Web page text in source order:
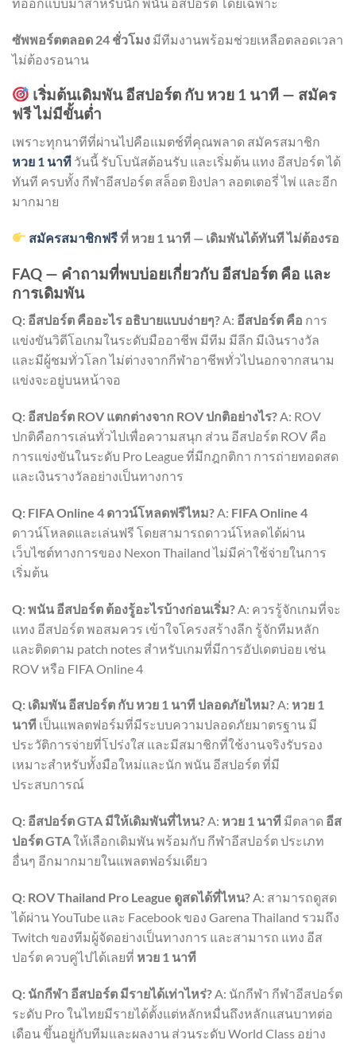
ซัพพอร์ตตลอด 24 ชั่วโมง มีทีมงานพร้อมช่วยเหลือตลอดเวลา
ไม่ต้องรอนาน
เริ่มต้นเดิมพัน อีสปอร์ต กับ หวย 1 นาที — สมัคร
ฟรี ไม่มีขั้นต่ำ
เพราะทุกนาทีที่ผ่านไปคือแมตช์ที่คุณพลาด สมัครสมาชิก
หวย 1 นาที วันนี้ รับโบนัสต้อนรับ และเริ่มต้น แทง อีสปอร์ต ได้
ทันที ครบทั้ง กีฬาอีสปอร์ต สล็อต ยิงปลา ลอตเตอรี่ ไพ่ และอีก
มากมาย
สมัครสมาชิกฟรีที่ หวย 1 นาที — เดิมพันได้ทันที ไม่ต้องรอ
FAQ — คำถามที่พบบ่อยเกี่ยวกับ อีสปอร์ต คือ และ
การเดิมพัน
Q: อีสปอร์ต คืออะไร อธิบายแบบง่ายๆ?A: อีสปอร์ต คือ การ
แข่งขันวิดีโอเกมในระดับมืออาชีพ มีทีม มีลีก มีเงินรางวัล
และมีผู้ชมทั่วโลก ไม่ต่างจากกีฬาอาชีพทั่วไปนอกจากสนาม
แข่งจะอยู่บนหน้าจอ
Q: อีสปอร์ต ROV แตกต่างจาก ROV ปกติอย่างไร?A: ROV
ปกติคือการเล่นทั่วไปเพื่อความสนุก ส่วน อีสปอร์ต ROV คือ
การแข่งขันในระดับ Pro League ที่มีกฎกติกา การถ่ายทอดสด
และเงินรางวัลอย่างเป็นทางการ
Q: FIFA Online 4 ดาวน์โหลดฟรีไหม?A: FIFA Online 4
ดาวน์โหลดและเล่นฟรี โดยสามารถดาวน์โหลดได้ผ่าน
เว็บไซต์ทางการของ Nexon Thailand ไม่มีค่าใช้จ่ายในการ
เริ่มต้น
Q: พนัน อีสปอร์ต ต้องรู้อะไรบ้างก่อนเริ่ม? A: ควรรู้จักเกมที่จะ
แทง อีสปอร์ต พอสมควร เข้าใจโครงสร้างลีก รู้จักทีมหลัก
และติดตาม patch notes สำหรับเกมที่มีการอัปเดตบ่อย เช่น
ROV หรือ FIFA Online 4
Q: เดิมพัน อีสปอร์ต กับ หวย 1 นาที ปลอดภัยไหม?A: หวย 1
นาที เป็นแพลตฟอร์มที่มีระบบความปลอดภัยมาตรฐาน มี
ประวัติการจ่ายที่โปร่งใส และมีสมาชิกที่ใช้งานจริงรับรอง
เหมาะสำหรับทั้งมือใหม่และนัก พนัน อีสปอร์ต ที่มี
ประสบการณ์
Q: อีสปอร์ต GTA มีให้เดิมพันที่ไหน?A: หวย 1 นาที มีตลาด อีส
ปอร์ต GTAให้เลือกเดิมพัน พร้อมกับ กีฬาอีสปอร์ต ประเภท
อื่นๆ อีกมากมายในแพลตฟอร์มเดียว
Q: ROV Thailand Pro League ดูสดได้ที่ไหน?A: สามารถดูสด
ได้ผ่าน YouTube และ Facebook ของ Garena Thailand รวมถึง
Twitch ของทีมผู้จัดอย่างเป็นทางการ และสามารถ แทง อีส
ปอร์ต ควบคู่ไปได้เลยที่ หวย 1 นาที
Q: นักกีฬา อีสปอร์ต มีรายได้เท่าไหร่? A: นักกีฬา กีฬาอีสปอร์ต
ระดับ Pro ในไทยมีรายได้ตั้งแต่หลักหมื่นถึงหลักแสนบาทต่อ
เดือน ขึ้นอยู่กับทีมและผลงาน ส่วนระดับ World Class อย่าง